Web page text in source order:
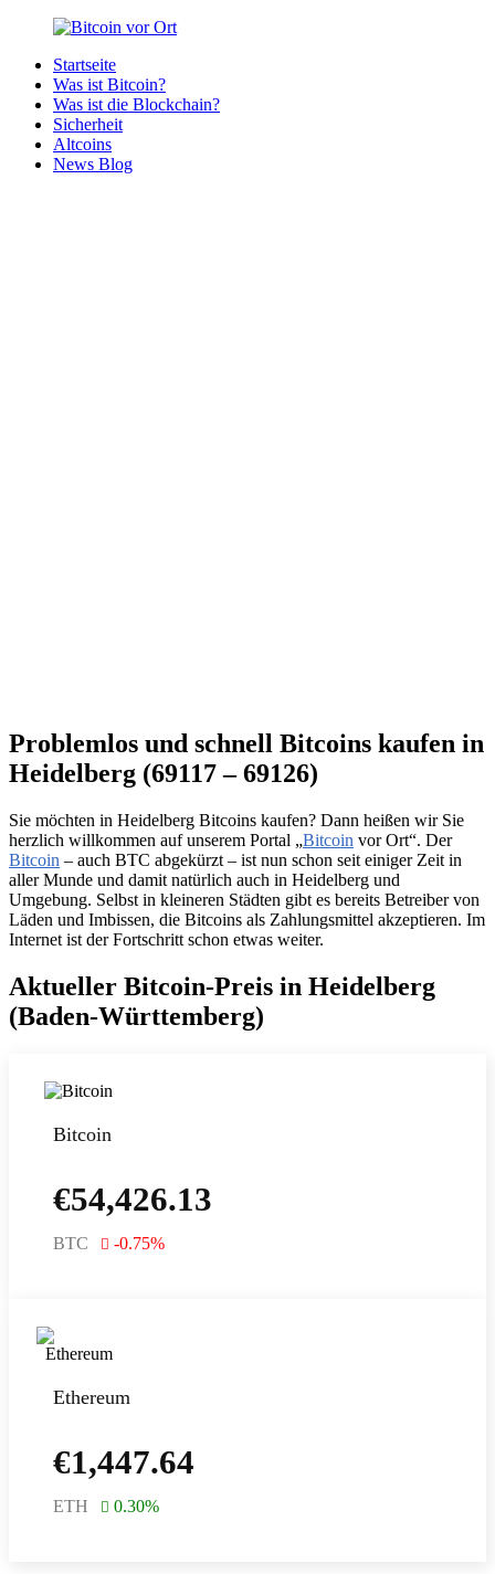
Zurück
Inhalt
Bitcoin
Bitcoins
deiner
Region
Startseite
Was ist Bitcoin?
Was ist die Blockchain?
Sicherheit
Altcoins
News Blog
Problemlos und schnell Bitcoins kaufen in
Heidelberg (69117 – 69126)
Sie möchten in Heidelberg Bitcoins kaufen? Dann heißen wir Sie
herzlich willkommen auf unserem Portal „Bitcoin vor Ort“. Der
Bitcoin – auch BTC abgekürzt – ist nun schon seit einiger Zeit in
aller Munde und damit natürlich auch in Heidelberg und
Umgebung. Selbst in kleineren Städten gibt es bereits Betreiber von
Läden und Imbissen, die Bitcoins als Zahlungsmittel akzeptieren. Im
Internet ist der Fortschritt schon etwas weiter.
Aktueller Bitcoin-Preis in Heidelberg
(Baden-Württemberg)
Bitcoin
€54,426.13
BTC -0.75%
Ethereum
€1,447.64
ETH 0.30%